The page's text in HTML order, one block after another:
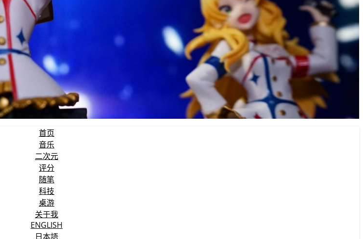
首页
音乐
二次元
评分
随笔
科技
桌游
关于我
ENGLISH
日本語